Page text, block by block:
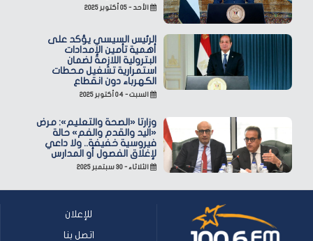
الأحد - ٠٥ أكتوبر ٢٠٢٥
الرئيس السيسي يؤكد على
أهمية تأمين الإمدادات
البترولية اللازمة لضمان
استمرارية تشغيل محطات
الكهرباء دون انقطاع
السبت - ٠٤ أكتوبر ٢٠٢٥
وزارتا «الصحة والتعليم»: مرض
«اليد والقدم والفم» حالة
فيروسية خفيفة.. ولا داعي
لإغلاق الفصول أو المدارس
الثلاثاء - ٣٠ سبتمبر ٢٠٢٥
للإعلان
اتصل بنا